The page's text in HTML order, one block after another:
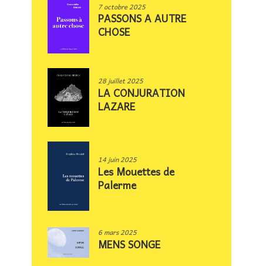
7 octobre 2025
PASSONS A AUTRE
CHOSE
28 juillet 2025
LA CONJURATION
LAZARE
14 juin 2025
Les Mouettes de
Palerme
6 mars 2025
MENS SONGE